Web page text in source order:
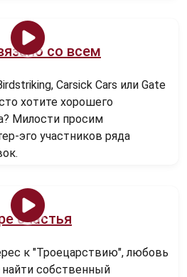
со всем
Carsick Cars или Gate
хотите хорошего
Милости просим
эго участников ряда
счастья
к "Троецарствию", любовь
собственный